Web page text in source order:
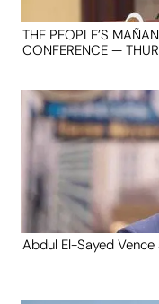
THE PEOPLE’S
CONFERENCE —
Abdul El-Sayed